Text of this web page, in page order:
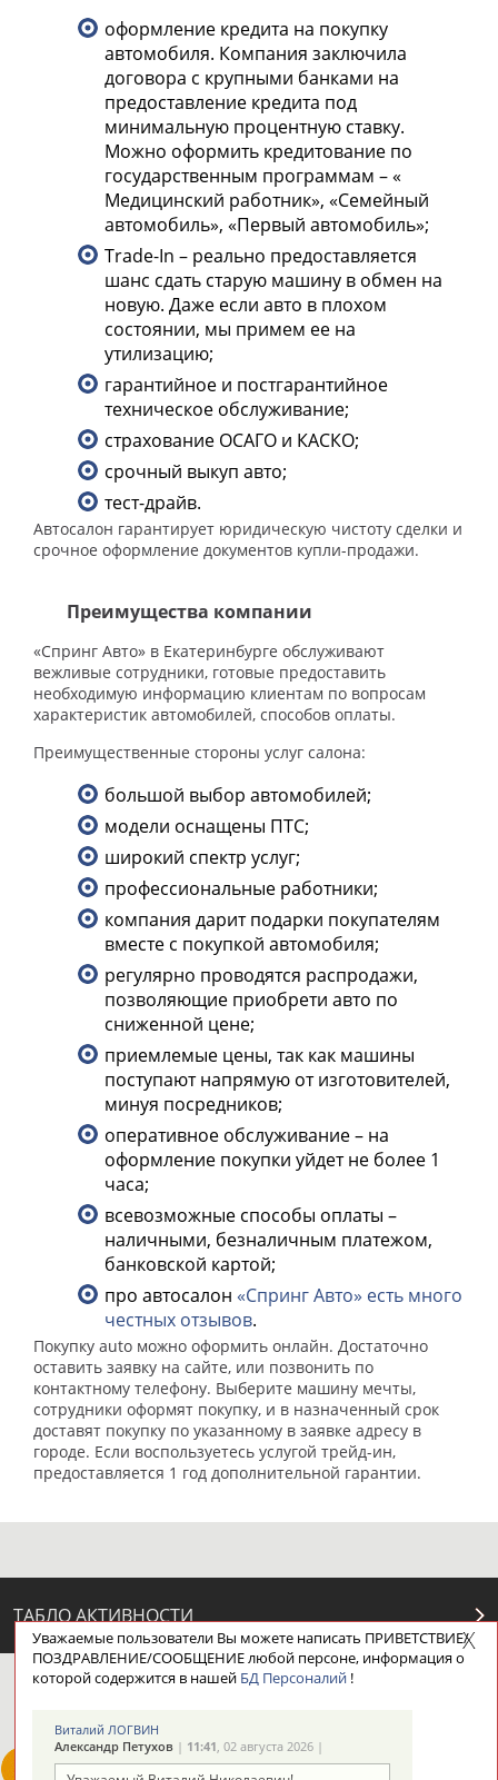
оформление кредита на покупку
автомобиля. Компания заключила
договора с крупными банками на
предоставление кредита под
минимальную процентную ставку.
Можно оформить кредитование по
государственным программам – «
Медицинский работник», «Семейный
автомобиль», «Первый автомобиль»;
Trade-In – реально предоставляется
шанс сдать старую машину в обмен на
новую. Даже если авто в плохом
состоянии, мы примем ее на
утилизацию;
гарантийное и постгарантийное
техническое обслуживание;
страхование ОСАГО и КАСКО;
срочный выкуп авто;
тест-драйв.
Автосалон гарантирует юридическую чистоту сделки и
срочное оформление документов купли-продажи.
Преимущества компании
«Спринг Авто» в Екатеринбурге обслуживают
вежливые сотрудники, готовые предоставить
необходимую информацию клиентам по вопросам
характеристик автомобилей, способов оплаты.
Преимущественные стороны услуг салона:
большой выбор автомобилей;
модели оснащены ПТС;
широкий спектр услуг;
профессиональные работники;
компания дарит подарки покупателям
вместе с покупкой автомобиля;
регулярно проводятся распродажи,
позволяющие приобрети авто по
сниженной цене;
приемлемые цены, так как машины
поступают напрямую от изготовителей,
минуя посредников;
оперативное обслуживание – на
оформление покупки уйдет не более 1
часа;
всевозможные способы оплаты –
наличными, безналичным платежом,
банковской картой;
про автосалон «Спринг Авто» есть много
честных отзывов.
Покупку auto можно оформить онлайн. Достаточно
оставить заявку на сайте, или позвонить по
контактному телефону. Выберите машину мечты,
сотрудники оформят покупку, и в назначенный срок
доставят покупку по указанному в заявке адресу в
городе. Если воспользуетесь услугой трейд-ин,
предоставляется 1 год дополнительной гарантии.
ТАБЛО АКТИВНОСТИ
ЦЕЛИ ПРОЕКТА НАШИ КНОПКИ
Уважаемые пользователи Вы можете написать ПРИВЕТСТВИЕ/
ПОЗДРАВЛЕНИЕ/СООБЩЕНИЕ любой персоне, информация о
которой содержится в нашей БД Персоналий!
Виталий ЛОГВИН
Александр Петухов| 11:41, 02 августа 2026 |